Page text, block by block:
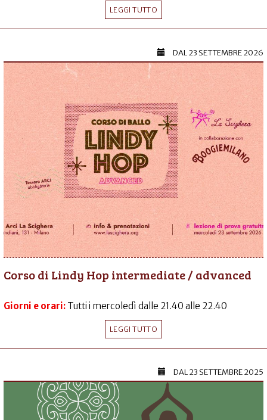
LEGGI TUTTO
DAL23 SETTEMBRE 2026
Corso di Lindy Hop intermediate / advanced
Giorni e orari: Tutti i mercoledì dalle 21.40 alle 22.40
LEGGI TUTTO
DAL23 SETTEMBRE 2025